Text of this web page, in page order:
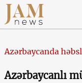
Azərbaycanda
Azərbaycanlı